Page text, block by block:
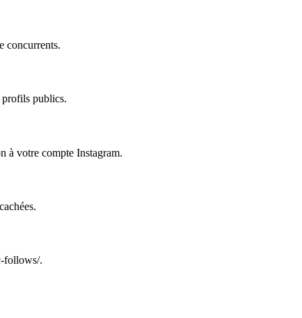
concurrents.
profils publics.
à votre compte Instagram.
follows/.